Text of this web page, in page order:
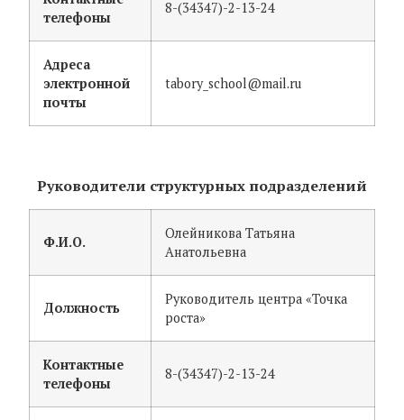
телефоны
8-(34347)-2-13-24
Адреса
электронной
почты
tabory_school@mail.ru
Руководители структурных подразделений
Ф.И.О.
Олейникова Татьяна
Анатольевна
Должность
Руководитель центра «Точка
роста»
Контактные
телефоны
8-(34347)-2-13-24